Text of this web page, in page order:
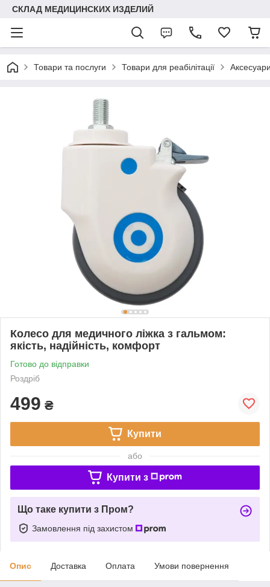
СКЛАД МЕДИЦИНСКИХ ИЗДЕЛИЙ
Товари та послуги Товари для реабілітації
Колесо для медичного ліжка з гальмом:
якість, надійність, комфорт
Готово до відправки
Роздріб
499 ₴
Купити
або
Купити з
Що таке купити з Пром?
Замовлення під захистом
Опис Доставка Оплата Умови повернення